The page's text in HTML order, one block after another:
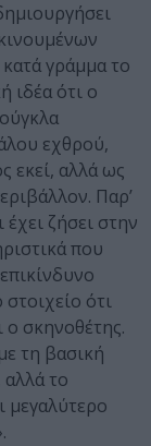
γράμμα το
ιδέα ότι ο
εχθρού,
εκεί, αλλά ως
Παρ’
ζήσει στην
που
ότι
ο σκηνοθέτης.
τη βασική
το
μεγαλύτερο